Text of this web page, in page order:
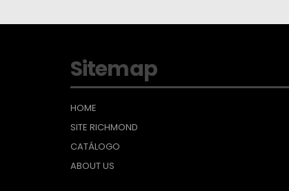
Sitemap
HOME
SITE RICHMOND
CATÁLOGO
ABOUT US